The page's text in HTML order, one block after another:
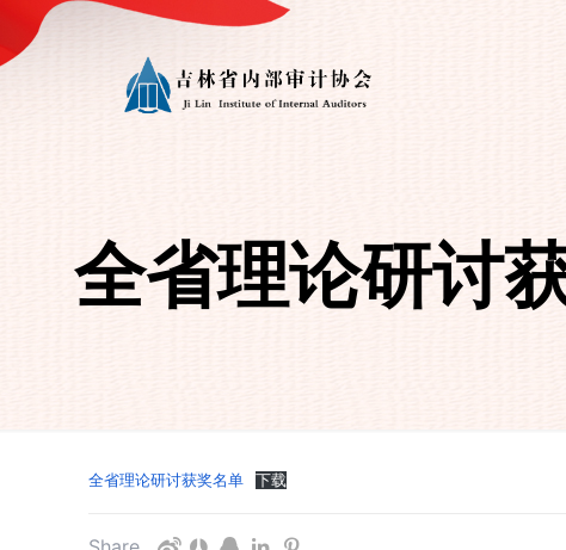
全省理论研讨
全省理论研讨获奖名单 下载